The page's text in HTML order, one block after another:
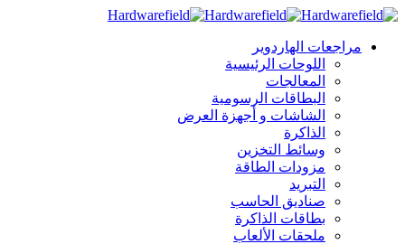
مراجعات الهاردوير
اللوحات الرئيسية
المعالجات
البطاقات الرسومية
الشاشات و أجهزة العرض
الذاكرة
وسائط التخزين
مزودات الطاقة
التبريد
صناديق الحاسب
بطاقات الذاكرة
ملحقات الألعاب